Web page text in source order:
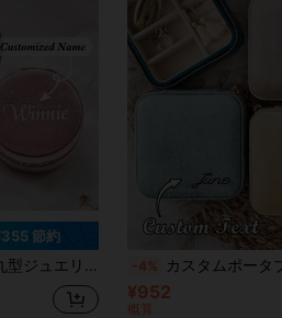
節約
適、ピアス、ネックレス、ブレスレット、指輪を収納可能、エレガントな母の日ギフト、トラベルオーガナイザー -4% カスタムポータブルジュエリー収納ボックス、高級で繊細なジュエリーネックレスに適しています、カスタムベルベットジュエリーボックス、トラベルジュエリーボックス、ブライズメイドプ
¥952
概算